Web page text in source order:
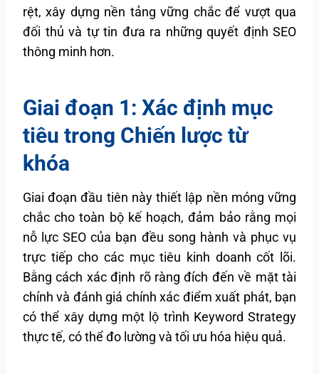
rệt, xây dựng nền tảng vững chắc để vượt qua
đối thủ và tự tin đưa ra những quyết định SEO
thông minh hơn.
Giai đoạn 1: Xác định mục
tiêu trong Chiến lược từ
khóa
Giai đoạn đầu tiên này thiết lập nền móng vững
chắc cho toàn bộ kế hoạch, đảm bảo rằng mọi
nỗ lực SEO của bạn đều song hành và phục vụ
trực tiếp cho các mục tiêu kinh doanh cốt lõi.
Bằng cách xác định rõ ràng đích đến về mặt tài
chính và đánh giá chính xác điểm xuất phát, bạn
có thể xây dựng một lộ trình Keyword Strategy
thực tế, có thể đo lường và tối ưu hóa hiệu quả.